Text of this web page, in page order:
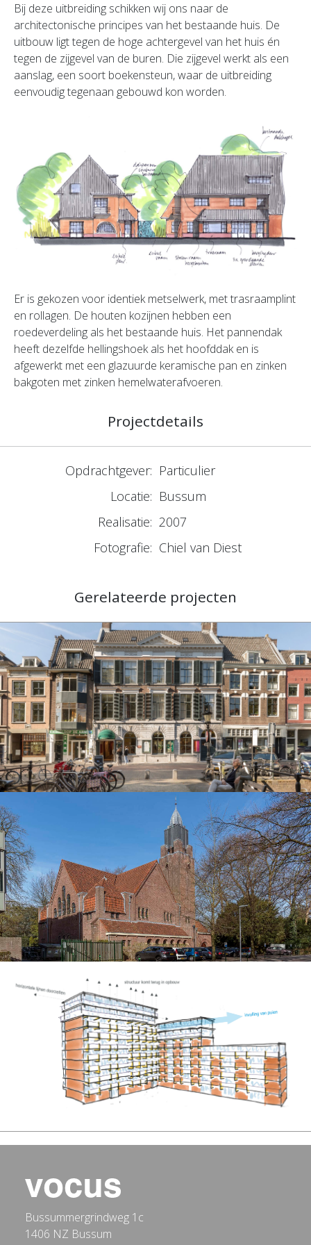
Bij deze uitbreiding schikken wij ons naar de
architectonische principes van het bestaande huis. De
uitbouw ligt tegen de hoge achtergevel van het huis én
tegen de zijgevel van de buren. Die zijgevel werkt als een
aanslag, een soort boekensteun, waar de uitbreiding
eenvoudig tegenaan gebouwd kon worden.
Er is gekozen voor identiek metselwerk, met trasraamplint
en rollagen. De houten kozijnen hebben een
roedeverdeling als het bestaande huis. Het pannendak
heeft dezelfde hellingshoek als het hoofddak en is
afgewerkt met een glazuurde keramische pan en zinken
bakgoten met zinken hemelwaterafvoeren.
Projectdetails
Opdrachtgever: Particulier
Locatie: Bussum
Realisatie: 2007
Fotografie: Chiel van Diest
Gerelateerde projecten
Bussummergrindweg 1c
1406 NZ Bussum